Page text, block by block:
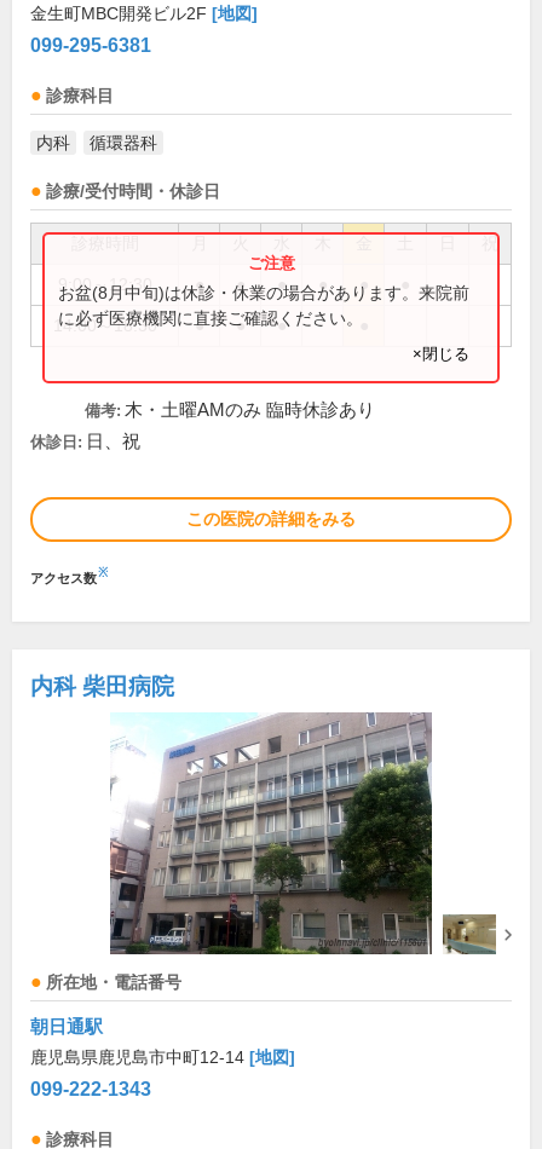
金生町MBC開発ビル2F [地図]
099-295-6381
診療科目
内科 循環器科
診療/受付時間・休診日
祝
9:00～12:30 ● ● ● ● ●
14:00～18:30 ● ● ●
お盆(8月中旬)は休診・休業の場合があります。来院前
に必ず医療機関に直接ご確認ください。
×閉じる
備考: 木・土曜AMのみ 臨時休診あり
休診日: 日、祝
この医院の詳細をみる
アクセス数※
内科 柴田病院
所在地・電話番号
朝日通駅
鹿児島県鹿児島市中町12-14 [地図]
099-222-1343
診療科目